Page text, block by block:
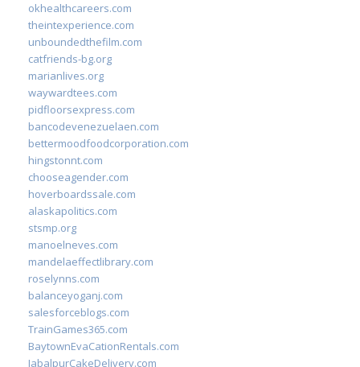
okhealthcareers.com
theintexperience.com
unboundedthefilm.com
catfriends-bg.org
marianlives.org
waywardtees.com
pidfloorsexpress.com
bancodevenezuelaen.com
bettermoodfoodcorporation.com
hingstonnt.com
chooseagender.com
hoverboardssale.com
alaskapolitics.com
stsmp.org
manoelneves.com
mandelaeffectlibrary.com
roselynns.com
balanceyoganj.com
salesforceblogs.com
TrainGames365.com
BaytownEvaCationRentals.com
JabalpurCakeDelivery.com